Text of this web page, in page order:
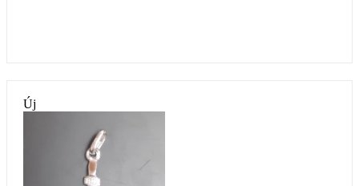
Új